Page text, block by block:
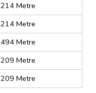
214 Metre
214 Metre
494 Metre
209 Metre
209 Metre